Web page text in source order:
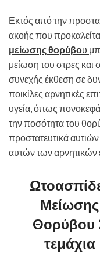
Εκτός από την
ακοής που
μείωσης θορύβου
μείωση του στρες και
συνεχής έκθεση σε
ποικίλες αρνητικές
υγεία, όπως
την ποσότητα του
προστατευτικά
αυτών των
Μείωσης
Θορύβου
τεμάχια